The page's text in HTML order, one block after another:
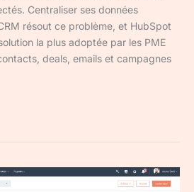
Centraliser ses données
résout ce problème, et HubSpot
la plus adoptée par les PME
deals, emails et campagnes